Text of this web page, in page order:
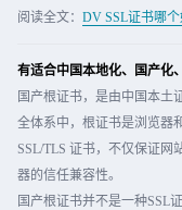
阅读全文： DV SSL证书哪
有适合中国本地化、国产化
国产根证书，是由中国本土
全体系中，根证书是浏览器
SSL/TLS 证书，不仅保证网
器的信任兼容性。
国产根证书并不是一种SSL